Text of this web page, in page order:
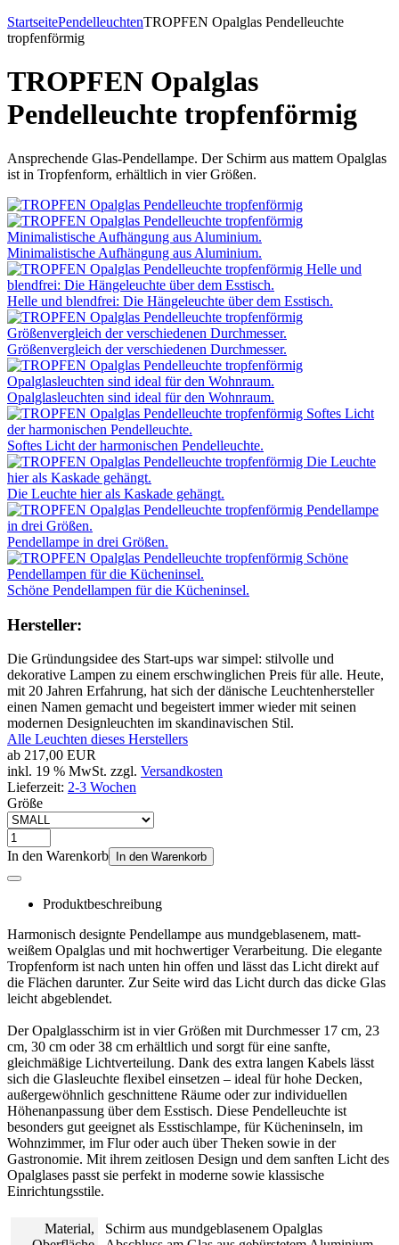
StartseitePendelleuchtenTROPFEN Opalglas Pendelleuchte
tropfenförmig
TROPFEN Opalglas
Pendelleuchte tropfenförmig
Ansprechende Glas-Pendellampe. Der Schirm aus mattem Opalglas
ist in Tropfenform, erhältlich in vier Größen.
Minimalistische Aufhängung aus Aluminium.
Helle und blendfrei: Die Hängeleuchte über dem Esstisch.
Größenvergleich der verschiedenen Durchmesser.
Opalglasleuchten sind ideal für den Wohnraum.
Softes Licht der harmonischen Pendelleuchte.
Die Leuchte hier als Kaskade gehängt.
Pendellampe in drei Größen.
Schöne Pendellampen für die Kücheninsel.
Hersteller:
Die Gründungsidee des Start-ups war simpel: stilvolle und
dekorative Lampen zu einem erschwinglichen Preis für alle. Heute,
mit 20 Jahren Erfahrung, hat sich der dänische Leuchtenhersteller
einen Namen gemacht und begeistert immer wieder mit seinen
modernen Designleuchten im skandinavischen Stil.
Alle Leuchten dieses Herstellers
ab 217,00 EUR
inkl. 19 % MwSt. zzgl. Versandkosten
Lieferzeit: 2-3 Wochen
Größe
In den Warenkorb In den Warenkorb
Produktbeschreibung
Harmonisch designte Pendellampe aus mundgeblasenem, matt-
weißem Opalglas und mit hochwertiger Verarbeitung. Die elegante
Tropfenform ist nach unten hin offen und lässt das Licht direkt auf
die Flächen darunter. Zur Seite wird das Licht durch das dicke Glas
leicht abgeblendet.
Der Opalglasschirm ist in vier Größen mit Durchmesser 17 cm, 23
cm, 30 cm oder 38 cm erhältlich und sorgt für eine sanfte,
gleichmäßige Lichtverteilung. Dank des extra langen Kabels lässt
sich die Glasleuchte flexibel einsetzen – ideal für hohe Decken,
außergewöhnlich geschnittene Räume oder zur individuellen
Höhenanpassung über dem Esstisch. Diese Pendelleuchte ist
besonders gut geeignet als Esstischlampe, für Kücheninseln, im
Wohnzimmer, im Flur oder auch über Theken sowie in der
Gastronomie. Mit ihrem zeitlosen Design und dem sanften Licht des
Opalglases passt sie perfekt in moderne sowie klassische
Einrichtungsstile.
Material,
Schirm aus mundgeblasenem Opalglas